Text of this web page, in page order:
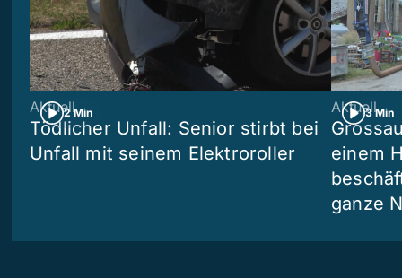
2 Min
Aktuell
Tödlicher Unfall: Senior stirbt bei
Unfall mit seinem Elektroroller
3 Min
Aktuell
einem
ganze